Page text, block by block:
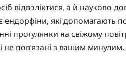
відволіктися, а й науково
ендорфіни, які допомагають
прогулянки на свіжому
пов’язані з вашим минулим.